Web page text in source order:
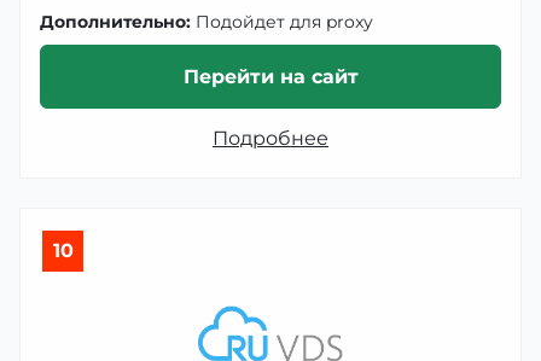
Дополнительно: Подойдет для proxy
Перейти на сайт
Подробнее
10